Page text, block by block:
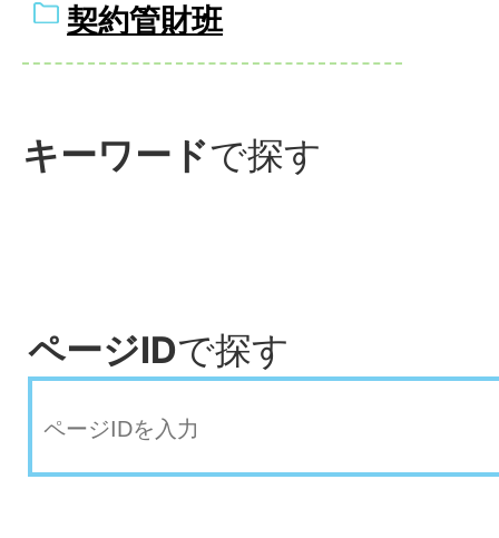
契約管財班
キーワードで探す
ページIDで探す